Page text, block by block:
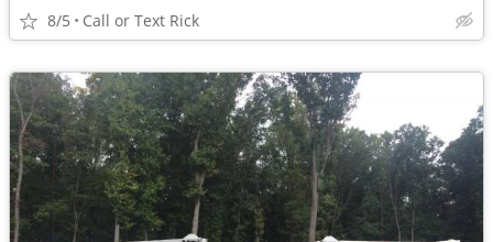
8/5 Call or Text Rick